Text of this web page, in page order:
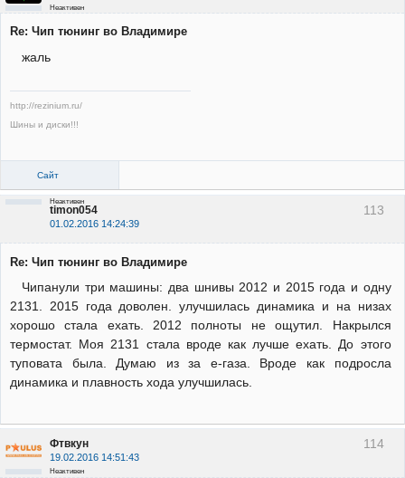
Неактивен
Re: Чип тюнинг во Владимире
жаль
http://rezinium.ru/
Шины и диски!!!
Сайт
113
timon054
01.02.2016 14:24:39
Неактивен
Re: Чип тюнинг во Владимире
Чипанули три машины: два шнивы 2012 и 2015 года и одну
2131. 2015 года доволен. улучшилась динамика и на низах
хорошо стала ехать. 2012 полноты не ощутил. Накрылся
термостат. Моя 2131 стала вроде как лучше ехать. До этого
туповата была. Думаю из за е-газа. Вроде как подросла
динамика и плавность хода улучшилась.
114
Фтвкун
19.02.2016 14:51:43
Неактивен